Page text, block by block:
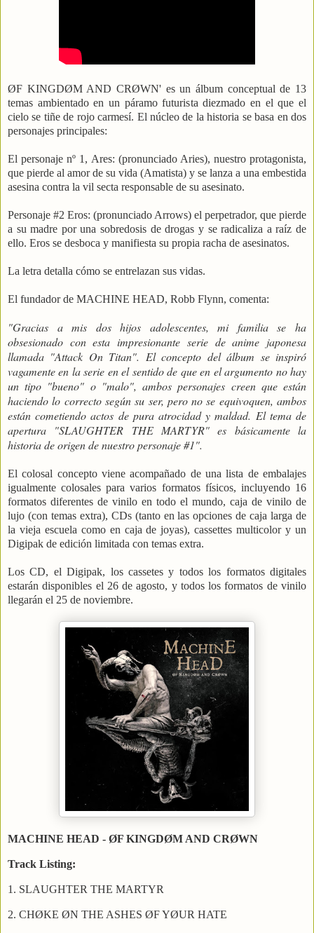
ØF KINGDØM AND CRØWN' es un álbum conceptual de 13
temas ambientado en un páramo futurista diezmado en el que el
cielo se tiñe de rojo carmesí. El núcleo de la historia se basa en dos
personajes principales:
El personaje nº 1, Ares: (pronunciado Aries), nuestro protagonista,
que pierde al amor de su vida (Amatista) y se lanza a una embestida
asesina contra la vil secta responsable de su asesinato.
Personaje #2 Eros: (pronunciado Arrows) el perpetrador, que pierde
a su madre por una sobredosis de drogas y se radicaliza a raíz de
ello. Eros se desboca y manifiesta su propia racha de asesinatos.
La letra detalla cómo se entrelazan sus vidas.
El fundador de MACHINE HEAD, Robb Flynn, comenta:
"Gracias a mis dos hijos adolescentes, mi familia se ha
obsesionado con esta impresionante serie de anime japonesa
llamada "Attack On Titan". El concepto del álbum se inspiró
vagamente en la serie en el sentido de que en el argumento no hay
un tipo "bueno" o "malo", ambos personajes creen que están
haciendo lo correcto según su ser, pero no se equivoquen, ambos
están cometiendo actos de pura atrocidad y maldad. El tema de
apertura "SLAUGHTER THE MARTYR" es básicamente la
historia de origen de nuestro personaje #1".
El colosal concepto viene acompañado de una lista de embalajes
igualmente colosales para varios formatos físicos, incluyendo 16
formatos diferentes de vinilo en todo el mundo, caja de vinilo de
lujo (con temas extra), CDs (tanto en las opciones de caja larga de
la vieja escuela como en caja de joyas), cassettes multicolor y un
Digipak de edición limitada con temas extra.
Los CD, el Digipak, los cassetes y todos los formatos digitales
estarán disponibles el 26 de agosto, y todos los formatos de vinilo
llegarán el 25 de noviembre.
MACHINE HEAD - ØF KINGDØM AND CRØWN
Track Listing:
1. SLAUGHTER THE MARTYR
2. CHØKE ØN THE ASHES ØF YØUR HATE